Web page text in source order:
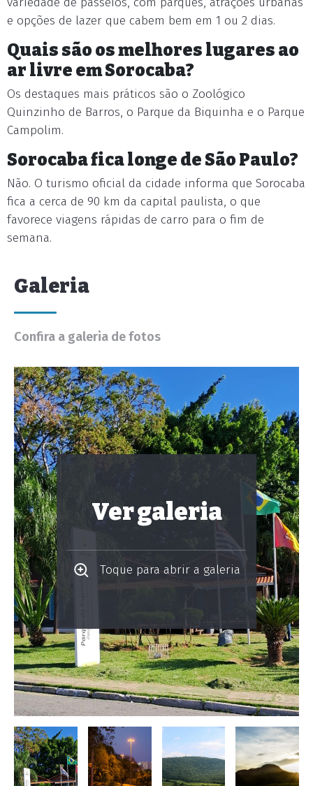
e opções de lazer que cabem bem em 1 ou 2 dias.
Quais são os melhores lugares ao
ar livre em Sorocaba?
Os destaques mais práticos são o Zoológico
Quinzinho de Barros, o Parque da Biquinha e o Parque
Campolim.
Sorocaba fica longe de São Paulo?
Não. O turismo oficial da cidade informa que Sorocaba
fica a cerca de 90 km da capital paulista, o que
favorece viagens rápidas de carro para o fim de
semana.
Galeria
Confira a galeria de fotos
Ver galeria
Toque para abrir a galeria